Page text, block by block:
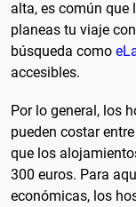
alta, es común que
planeas tu viaje
búsqueda como
accesibles.
Por lo general, los
pueden costar
que los
300 euros. Para
económicas, los